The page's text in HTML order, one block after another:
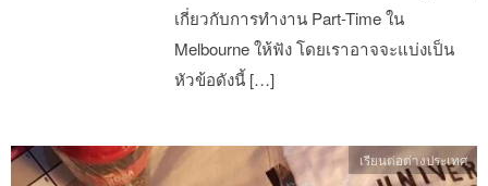
เกี่ยวกับการทำงาน Part-Time ใน
Melbourne ให้ฟัง โดยเราอาจจะแบ่งเป็น
หัวข้อดังนี้ […]
เรียนต่อต่างประเทศ